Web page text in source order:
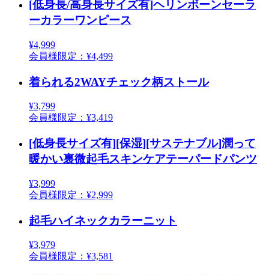
[低身長/高身長サイズ有]ヘリンボーンセーラ
ーカラーワンピース
¥4,999
会員様限定：¥4,499
着られる2WAYチェック柄ストール
¥3,799
会員様限定：¥3,419
[低身長サイズ有][保湿][サステナブル]潤って
暖かい裏微起毛スキンケアテーパードパンツ
¥3,999
会員様限定：¥2,999
起毛ハイネックカラーニット
¥3,979
会員様限定：¥3,581